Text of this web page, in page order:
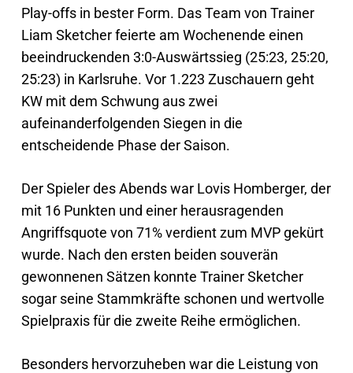
Play-offs in bester Form. Das Team von Trainer
Liam Sketcher feierte am Wochenende einen
beeindruckenden 3:0-Auswärtssieg (25:23, 25:20,
25:23) in Karlsruhe. Vor 1.223 Zuschauern geht
KW mit dem Schwung aus zwei
aufeinanderfolgenden Siegen in die
entscheidende Phase der Saison.
Der Spieler des Abends war Lovis Homberger, der
mit 16 Punkten und einer herausragenden
Angriffsquote von 71% verdient zum MVP gekürt
wurde. Nach den ersten beiden souverän
gewonnenen Sätzen konnte Trainer Sketcher
sogar seine Stammkräfte schonen und wertvolle
Spielpraxis für die zweite Reihe ermöglichen.
Besonders hervorzuheben war die Leistung von